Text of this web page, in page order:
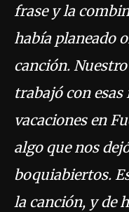
frase y la
había planeado
canción.
trabajó con esas
vacaciones en
algo que nos
boquiabiertos.
la canción, y de